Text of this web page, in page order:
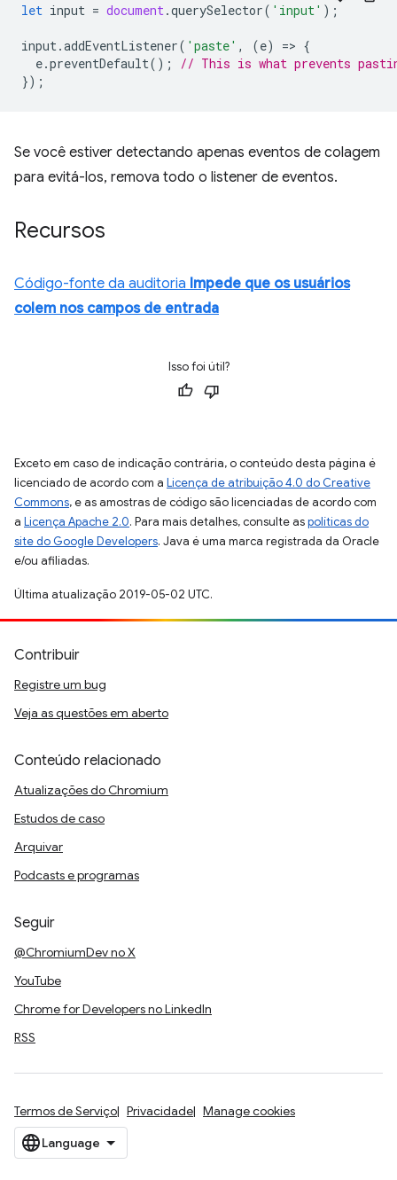
let input = document.querySelector( 'input' );
input.addEventListener( 'paste' , (e) => {
e.preventDefault();
// This is what prevents
});
Se você estiver detectando apenas eventos de colagem
para evitá-los, remova todo o listener de eventos.
Recursos
Código-fonte da auditoria Impede que os usuários
colem nos campos de entrada
Isso foi útil?
Exceto em caso de indicação contrária, o conteúdo desta página é
licenciado de acordo com a Licença de atribuição 4.0 do Creative
Commons, e as amostras de código são licenciadas de acordo com
a Licença Apache 2.0. Para mais detalhes, consulte aspolíticas do
site do Google Developers. Java é uma marca registrada da Oracle
e/ou afiliadas.
Última atualização 2019-05-02 UTC.
Contribuir
Registre um bug
Veja as questões em aberto
Conteúdo relacionado
Atualizações do Chromium
Estudos de caso
Arquivar
Podcasts e programas
Seguir
@ChromiumDev no X
YouTube
Chrome for Developers no LinkedIn
RSS
Termos de Serviço Privacidade Manage cookies